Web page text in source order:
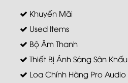
Khuyến Mãi
Used Items
Bộ Âm Thanh
Thiết Bị Ánh Sáng Sân Khấu
Loa Chính Hãng Pro Audio